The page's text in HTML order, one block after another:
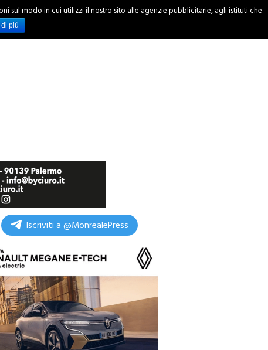
INCHIESTE
Iscriviti a @MonrealePress
sul modo in cui utilizzi il nostro sito alle agenzie pubblicitarie, agli istituti che
più